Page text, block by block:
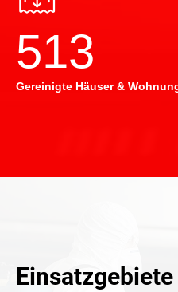
514
Gereinigte Häuser &
Einsatzgebiete